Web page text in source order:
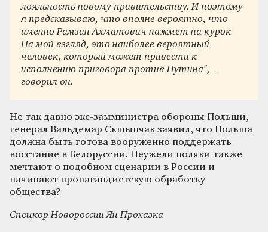
лояльность новому правительству. И поэтому
я предсказываю, что вполне вероятно, что
именно Рамзан Ахматович нажмет на курок.
На мой взгляд, это наиболее вероятный
человек, который может привести к
исполнению приговора против Путина", –
говорил он.
Не так давно экс-замминистра обороны Польши,
генерал Вальдемар Скшыпчак заявил, что Польша
должна быть готова вооруженно поддержать
восстание в Белоруссии. Неужели поляки также
мечтают о подобном сценарии в России и
начинают пропагандистскую обработку
общества?
Спецкор Новороссии Ян Прохазка